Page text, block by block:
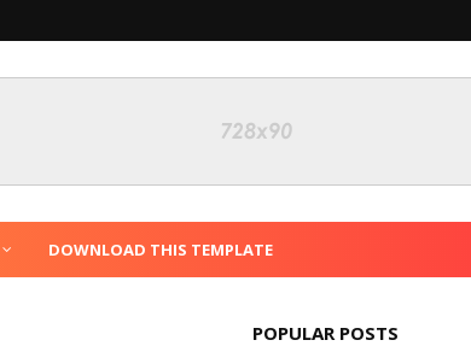
DOWNLOAD THIS TEMPLATE
POPULAR POSTS